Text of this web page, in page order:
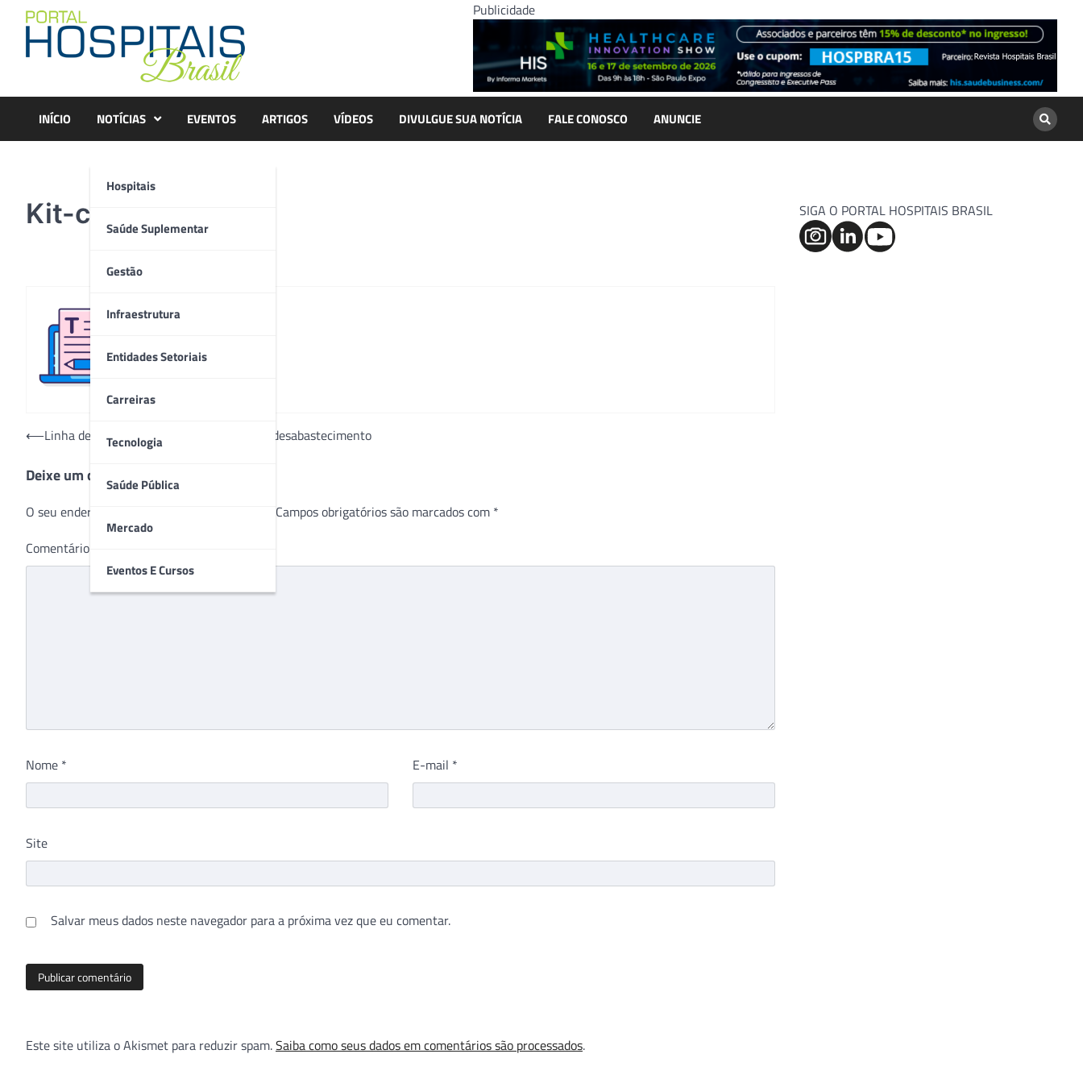
content
Publicidade
INÍCIO NOTÍCIAS
Hospitais
Saúde Suplementar
Gestão
Infraestrutura
Entidades Setoriais
Carreiras
Tecnologia
Saúde Pública
Mercado
Eventos E Cursos
EVENTOS ARTIGOS VÍDEOS DIVULGUE SUA NOTÍCIA FALE CONOSCO ANUNCIE
Kit-curativo-resina
Navegação
Post
⟵Linha de swabs fabricados no Brasil evita desabastecimento
Deixe um comentário
O seu endereço de e-mail não será publicado. Campos obrigatórios são marcados com *
Comentário
Nome * E-mail *
Site
Salvar meus dados neste navegador para a próxima vez que eu comentar.
Este site utiliza o Akismet para reduzir spam.Saiba como seus dados em comentários são processados.
SIGA O PORTAL HOSPITAIS BRASIL